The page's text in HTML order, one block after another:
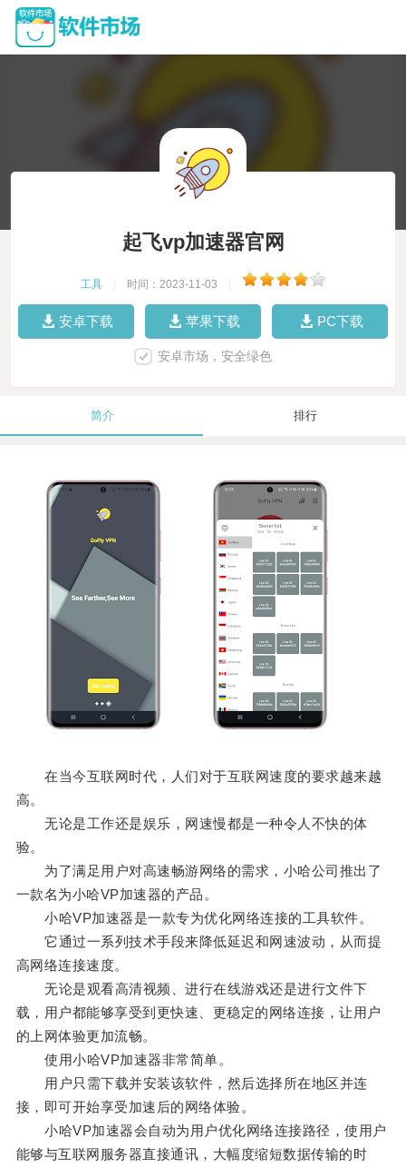
起飞vp加速器官网
工具 时间：2023-11-03
安卓下载 苹果下载 PC下载
安卓市场，安全绿色
简介 排行
在当今互联网时代，人们对于互联网速度的要求越来越
高。
无论是工作还是娱乐，网速慢都是一种令人不快的体
验。
为了满足用户对高速畅游网络的需求，小哈公司推出了
一款名为小哈VP加速器的产品。
小哈VP加速器是一款专为优化网络连接的工具软件。
它通过一系列技术手段来降低延迟和网速波动，从而提
高网络连接速度。
无论是观看高清视频、进行在线游戏还是进行文件下
载，用户都能够享受到更快速、更稳定的网络连接，让用户
的上网体验更加流畅。
使用小哈VP加速器非常简单。
用户只需下载并安装该软件，然后选择所在地区并连
接，即可开始享受加速后的网络体验。
小哈VP加速器会自动为用户优化网络连接路径，使用户
能够与互联网服务器直接通讯，大幅度缩短数据传输的时